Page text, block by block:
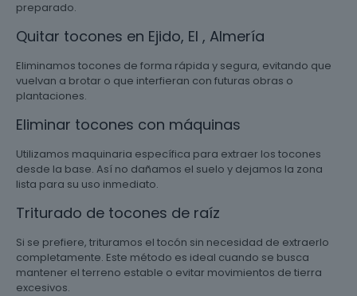
preparado.
Quitar tocones en Ejido, El , Almería
Eliminamos tocones de forma rápida y segura, evitando que
vuelvan a brotar o que interfieran con futuras obras o
plantaciones.
Eliminar tocones con máquinas
Utilizamos maquinaria específica para extraer los tocones
desde la base. Así no dañamos el suelo y dejamos la zona
lista para su uso inmediato.
Triturado de tocones de raíz
Si se prefiere, trituramos el tocón sin necesidad de extraerlo
completamente. Este método es ideal cuando se busca
mantener el terreno estable o evitar movimientos de tierra
excesivos.